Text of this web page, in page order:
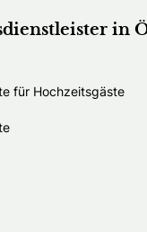
in
für Hochzeitsgäste